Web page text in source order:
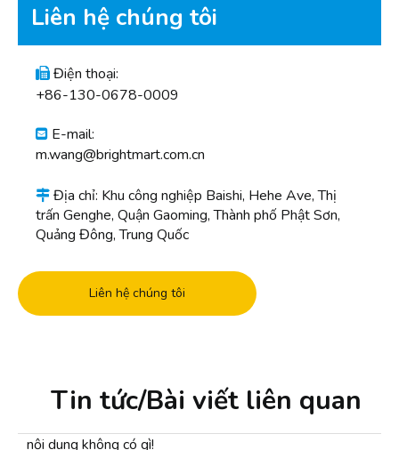
Liên hệ chúng tôi
 Điện thoại:
+86-130-0678-0009
 E-mail:
m.wang@brightmart.com.cn
 Địa chỉ: Khu công nghiệp Baishi, Hehe Ave, Thị
trấn Genghe, Quận Gaoming, Thành phố Phật Sơn,
Quảng Đông, Trung Quốc
Liên hệ chúng tôi
Tin tức/Bài viết liên quan
nội dung không có gì!